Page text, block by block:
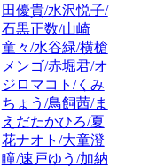
田優貴/水沢悦子/
石黒正数/山崎
童々/水谷緑/横槍
メンゴ/赤堀君/オ
ジロマコト/くみ
ちょう/鳥飼茜/ま
えだたかひろ/夏
花ナオト/大童澄
瞳/速戸ゆう/加納